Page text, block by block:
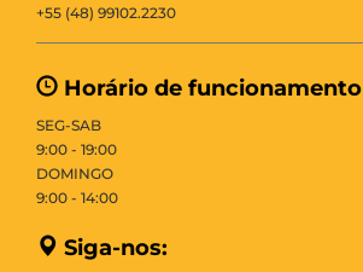
+55 (48) 99102.2230
Horário de funcionamento
SEG-SAB
9:00 - 19:00
DOMINGO
9:00 - 14:00
Siga-nos: